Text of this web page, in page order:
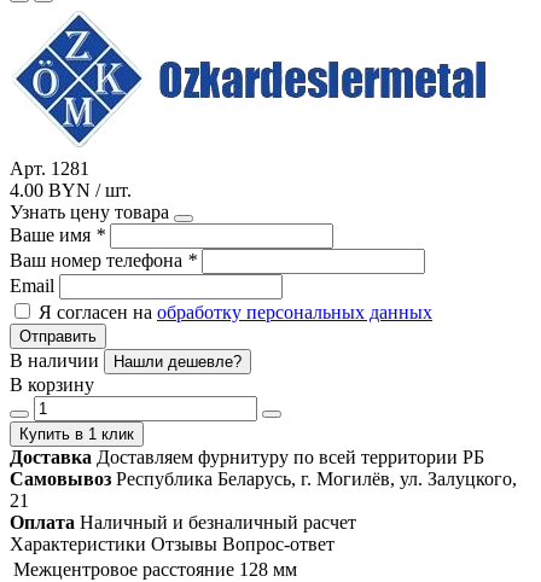
Арт. 1281
4.00 BYN / шт.
Узнать цену товара
Ваше имя *
Ваш номер телефона *
Email
Я согласен на обработку персональных данных
Отправить
В наличии Нашли дешевле?
В корзину
Купить в 1 клик
Доставка Доставляем фурнитуру по всей территории РБ
Самовывоз Республика Беларусь, г. Могилёв, ул. Залуцкого,
21
Оплата Наличный и безналичный расчет
Характеристики Отзывы Вопрос-ответ
Межцентровое расстояние 128 мм